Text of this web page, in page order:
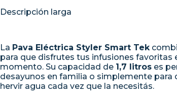
Descripción larga
La Pava Eléctrica Styler Smart Tek
para que disfrutes tus infusiones favoritas
momento. Su capacidad de 1,7 litros es
desayunos en familia o simplemente para
hervir agua cada vez que la necesitás.